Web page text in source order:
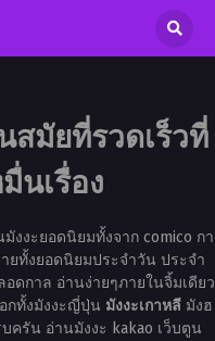
สมัยที่รวดเร็วที่
นเรื่อง
งงะยอดนิยมทั้งจาก comico กา
ยทั้งยอดนิยมประจำวัน ประจำ
ดกาล อ่านง่ายๆภายในจิ้มเดียว
กทั้งมังงะญี่ปุ่น มังงะเกาหลีมังฮ
ครัน อ่านมังงะ kakao เว็บตูน